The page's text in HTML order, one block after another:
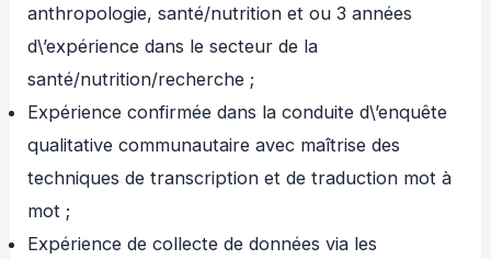
anthropologie, santé/nutrition et ou 3 années
d\’expérience dans le secteur de la
santé/nutrition/recherche ;
Expérience confirmée dans la conduite d\’enquête
qualitative communautaire avec maîtrise des
techniques de transcription et de traduction mot à
mot ;
Expérience de collecte de données via les